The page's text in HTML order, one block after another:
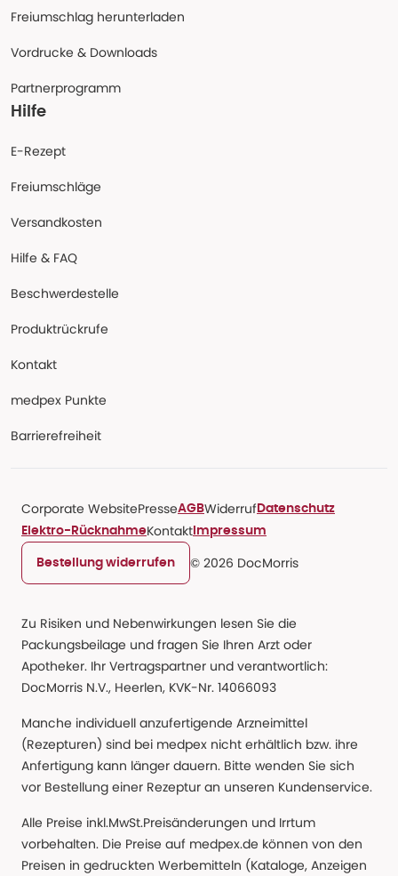
Freiumschlag herunterladen
Vordrucke & Downloads
Partnerprogramm
Hilfe
E-Rezept
Freiumschläge
Versandkosten
Hilfe & FAQ
Beschwerdestelle
Produktrückrufe
Kontakt
medpex Punkte
Barrierefreiheit
Corporate WebsitePresseAGBWiderruf Datenschutz
Elektro-RücknahmeKontakt Impressum
Bestellung widerrufen © 2026 DocMorris
Zu Risiken und Nebenwirkungen lesen Sie die
Packungsbeilage und fragen Sie Ihren Arzt oder
Apotheker. Ihr Vertragspartner und verantwortlich:
DocMorris N.V., Heerlen, KVK-Nr. 14066093
Manche individuell anzufertigende Arzneimittel
(Rezepturen) sind bei medpex nicht erhältlich bzw. ihre
Anfertigung kann länger dauern. Bitte wenden Sie sich
vor Bestellung einer Rezeptur an unseren Kundenservice.
Alle Preise inkl.MwSt.Preisänderungen und Irrtum
vorbehalten. Die Preise auf medpex.de können von den
Preisen in gedruckten Werbemitteln (Kataloge, Anzeigen